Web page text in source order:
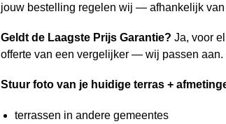
jouw bestelling regelen wij — afhankelijk van
Geldt de Laagste Prijs Garantie? Ja, voor
offerte van een vergelijker — wij passen aan.
Stuur foto van je huidige terras +
terrassen in andere gemeentes